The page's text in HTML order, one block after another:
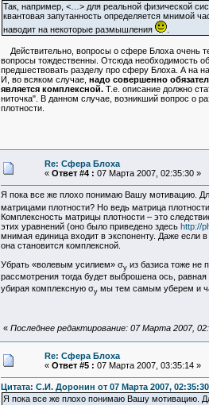
Так, например, <…> для реальной физической
квантовая запутанность определяется мнимой
наводит на некоторые размышления
.
Действительно, вопросы о сфере Блоха очень
вопросы тождественны. Отсюда необходимость
предшествовать разделу про сферу Блоха. А на
И, во всяком случае, надо совершенно
является комплексной.Т.е. описание должно
ниточка". В данном случае, возникший вопрос о
плотности.
Re: Сфера Блоха
« Ответ #4 : 07 Марта 2007, 02:35:30 »
Я пока все же плохо понимаю Вашу мотивацию.
матрицами плотности? Но ведь матрица
Комплексность матрицы плотности – это
этих уравнений (оно было приведено здесь http://
мнимая единица входит в экспоненту. Даже если
она становится комплексной.
Убрать «волевым усилием» σуиз базиса тоже не
рассмотрения тогда будет выброшена ось,
убирая комплексную σумы тем самым уберем и
« Последнее редактирование: 07 Марта 2007,
Re: Сфера Блоха
« Ответ #5 : 07 Марта 2007, 03:35:14 »
Цитата: С.И. Доронин от 07 Марта 2007, 02:35:30
Я пока все же плохо понимаю Вашу мотивацию.